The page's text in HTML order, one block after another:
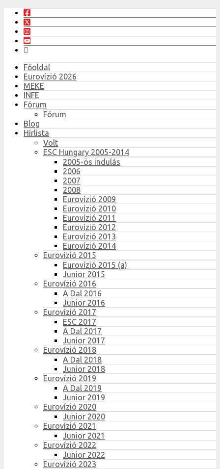
Főoldal
Eurovízió 2026
MEKE
INFE
Fórum
Fórum
Blog
Hírlista
Volt
ESC Hungary 2005-2014
2005-ös indulás
2006
2007
2008
Eurovízió 2009
Eurovízió 2010
Eurovízió 2011
Eurovízió 2012
Eurovízió 2013
Eurovízió 2014
Eurovízió 2015
Eurovízió 2015 (a)
Junior 2015
Eurovízió 2016
A Dal 2016
Junior 2016
Eurovízió 2017
ESC 2017
A Dal 2017
Junior 2017
Eurovízió 2018
A Dal 2018
Junior 2018
Eurovízió 2019
A Dal 2019
Junior 2019
Eurovízió 2020
Junior 2020
Eurovízió 2021
Junior 2021
Eurovízió 2022
Junior 2022
Eurovízió 2023